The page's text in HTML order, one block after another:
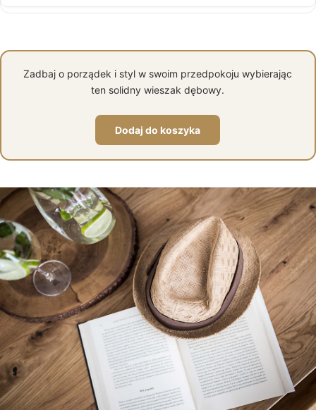
Zadbaj o porządek i styl w swoim przedpokoju wybierając
ten solidny wieszak dębowy.
Dodaj do koszyka